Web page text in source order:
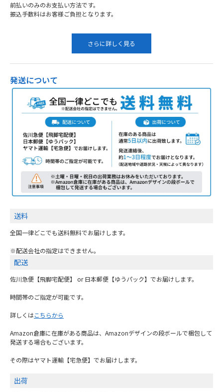
前払いのみのお支払い方法です。
振込手数料はお客様ご負担となります。
さらに詳しく見る
発送について
送料
全国一律どこでも送料無料でお届けします。
※配送会社の指定はできません。
配送
佐川急便【飛脚宅配便】 or 日本郵便【ゆうパック】でお届けします。
時間帯のご指定が可能です。
詳しくはこちらから
Amazon倉庫に在庫がある商品は、Amazonデザインの段ボールで梱包して
発送する場合もございます。
その際はヤマト運輸【宅急便】でお届けします。
出荷